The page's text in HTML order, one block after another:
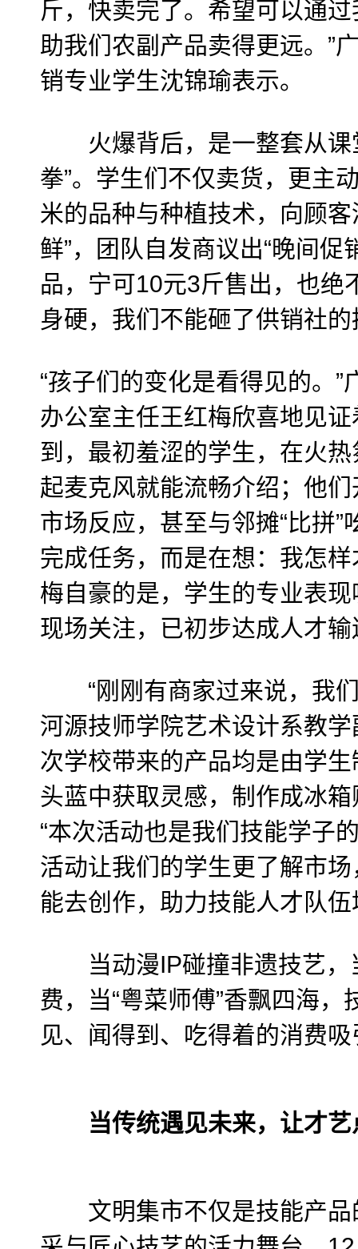
斤，快卖完了。希望可以通
助我们农副产品卖得更远。”
销专业学生沈锦瑜表示。
火爆背后，是一整套从课
拳”。学生们不仅卖货，更主
米的品种与种植技术，向顾
鲜”，团队自发商议出“晚间
品，宁可10元3斤售出，也绝
身硬，我们不能砸了供销社
“孩子们的变化是看得见的。
办公室主任王红梅欣喜地见
到，最初羞涩的学生，在火
起麦克风就能流畅介绍；他
市场反应，甚至与邻摊“比拼”
完成任务，而是在想：我怎
梅自豪的是，学生的专业表
现场关注，已初步达成人才
“刚刚有商家过来说，我们
河源技师学院艺术设计系教
次学校带来的产品均是由学
头蓝中获取灵感，制作成冰
“本次活动也是我们技能学子
活动让我们的学生更了解市
能去创作，助力技能人才队伍
当动漫IP碰撞非遗技艺，
费，当“粤菜师傅”香飘四海
见、闻得到、吃得着的消费
当传统遇见未来，让才
文明集市不仅是技能产品